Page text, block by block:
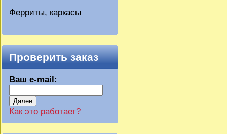
Ферриты, каркасы
Проверить заказ
Ваш e-mail:
Далее
Как это работает?